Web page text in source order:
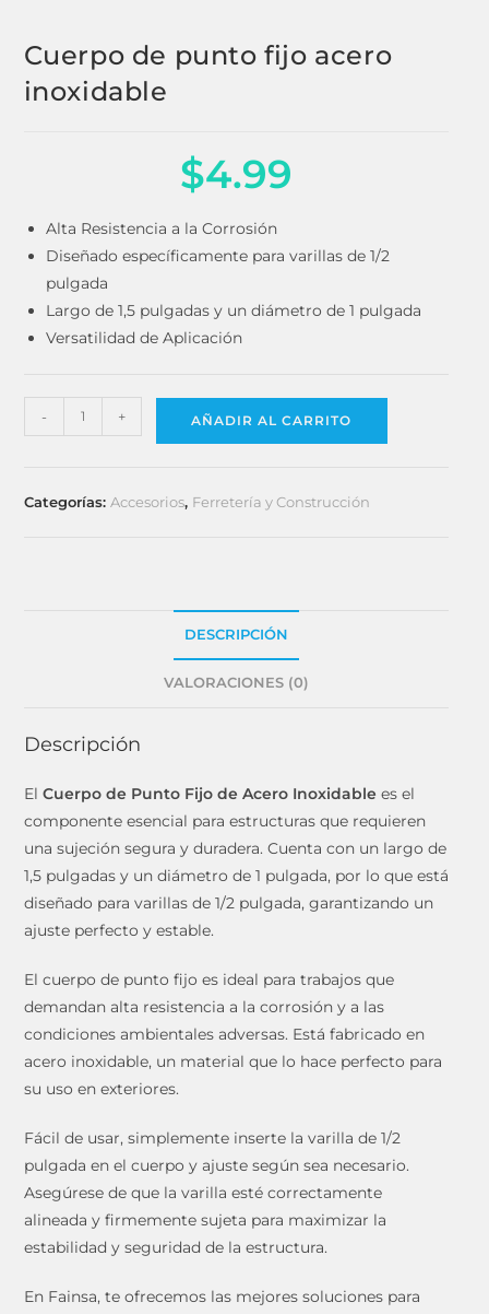
Cuerpo de punto fijo acero
inoxidable
$4.99
Alta Resistencia a la Corrosión
Diseñado específicamente para varillas de 1/2
pulgada
Largo de 1,5 pulgadas y un diámetro de 1 pulgada
Versatilidad de Aplicación
- + AÑADIR AL CARRITO
Categorías: Accesorios, Ferretería y Construcción
DESCRIPCIÓN
VALORACIONES (0)
Descripción
El Cuerpo de Punto Fijo de Acero Inoxidable es el
componente esencial para estructuras que requieren
una sujeción segura y duradera. Cuenta con un largo de
1,5 pulgadas y un diámetro de 1 pulgada, por lo que está
diseñado para varillas de 1/2 pulgada, garantizando un
ajuste perfecto y estable.
El cuerpo de punto fijo es ideal para trabajos que
demandan alta resistencia a la corrosión y a las
condiciones ambientales adversas. Está fabricado en
acero inoxidable, un material que lo hace perfecto para
su uso en exteriores.
Fácil de usar, simplemente inserte la varilla de 1/2
pulgada en el cuerpo y ajuste según sea necesario.
Asegúrese de que la varilla esté correctamente
alineada y firmemente sujeta para maximizar la
estabilidad y seguridad de la estructura.
En Fainsa, te ofrecemos las mejores soluciones para